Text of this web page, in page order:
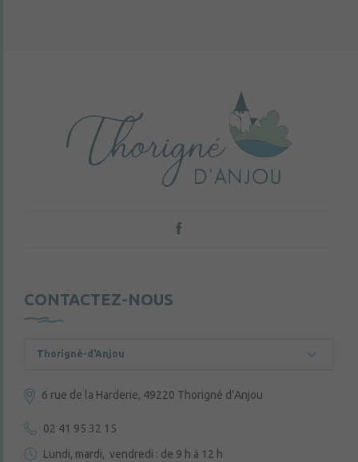
CONTACTEZ-NOUS
Thorigné-d'Anjou
6 rue de la Harderie, 49220 Thorigné d’Anjou
02 41 95 32 15
Lundi, mardi, vendredi : de 9 h à 12 h